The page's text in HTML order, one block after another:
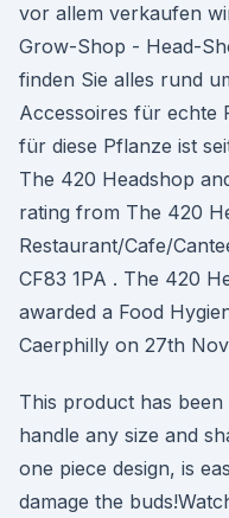
vor allem verkaufen
Grow-Shop - Head-
finden Sie alles rund
Accessoires für echte
für diese Pflanze ist
The 420 Headshop
rating from The 420
Restaurant/Cafe/
CF83 1PA . The 420
awarded a Food
Caerphilly on 27th
This product has
handle any size and
one piece design, is
damage the